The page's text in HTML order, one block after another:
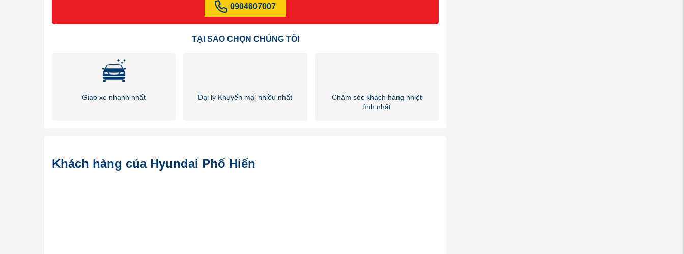
khách hàng bởi sự chuyên nghiệp, nhiệt tình, tận tâm. Nếu có nhu cầu mua xe tải Hyundai Mighty EX8 GTL chuyên
0904607007
TẠI SAO CHỌN CHÚNG TÔI
Giao xe nhanh nhất Đại lý Khuyến mại nhiều nhất
Chăm sóc khách hàng nhiệt
tình nhất
Khách hàng của Hyundai Phố Hiến